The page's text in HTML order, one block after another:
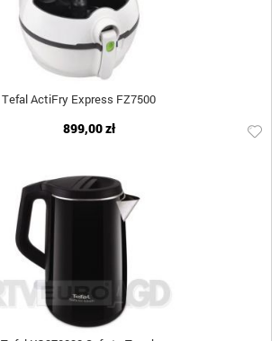
Tefal ActiFry Express FZ7500
899,00 zł